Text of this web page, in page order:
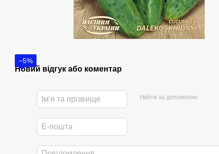
−5%
Новий відгук або коментар
Увійти за допомогою